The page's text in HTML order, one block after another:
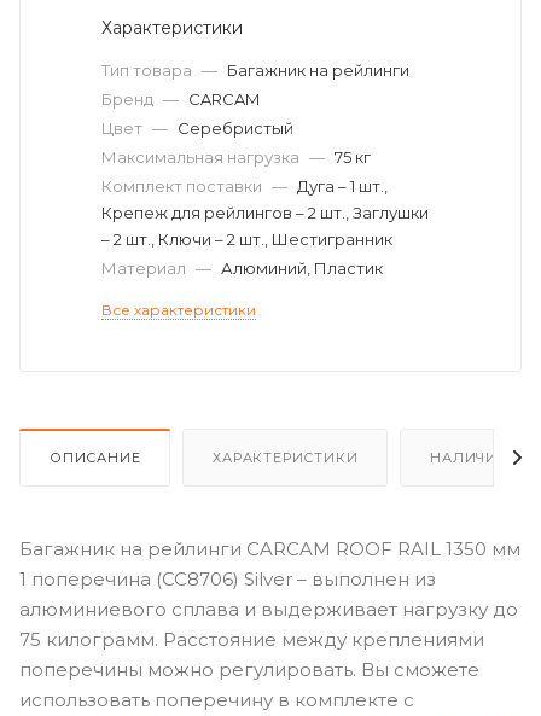
Характеристики
Тип товара — Багажник на рейлинги
Бренд — CARCAM
Цвет — Серебристый
Максимальная нагрузка — 75 кг
Комплект поставки — Дуга – 1 шт.,
Крепеж для рейлингов – 2 шт., Заглушки
– 2 шт., Ключи – 2 шт., Шестигранник
Материал — Алюминий, Пластик
Все характеристики
ОПИСАНИЕ ХАРАКТЕРИСТИКИ НАЛИЧИЕ
Багажник на рейлинги CARCAM ROOF RAIL 1350 мм
1 поперечина (CC8706) Silver – выполнен из
алюминиевого сплава и выдерживает нагрузку до
75 килограмм. Расстояние между креплениями
поперечины можно регулировать. Вы сможете
использовать поперечину в комплекте с